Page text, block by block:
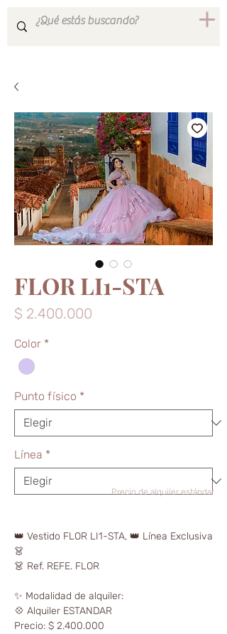
FLOR LI1-STA
$ 2.400.000
Color *
Punto físico *
Línea *
👑 Vestido FLOR LI1-STA, 👑 Línea Exclusiva
👗
👗 Ref. REFE. FLOR
✨ Modalidad de alquiler:
💠 Alquiler ESTANDAR
Precio: $ 2.400.000
Precio de alquiler estándar